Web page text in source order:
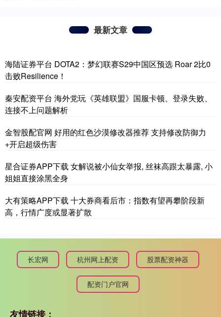
最新文章
海陆证券平台 DOTA2：梦幻联赛S29中国区预选 Roar 2比0
击败Resilience！
秦安配资平台 海外党玩《英雄联盟》国服卡顿、登录失败、
连接不上问题解析
金智股配官网 好用的红色沙漠修改器推荐 支持修改防御力
+开启超级伤害
星合证券APP下载 女解说被小仙女举报, 丝袜高跟太暴露, 小
姐姐直接涂黑全身
大有策略APP下载 十大券商看后市：指数有望再攀阶段新
高，行情广度或显著扩散
长宏网 杭州网上配资 股票配资神器
配资门户官网
友情链接：